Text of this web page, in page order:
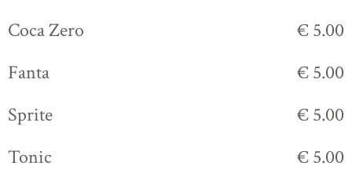
Coca Zero
€ 5.00
Fanta
€ 5.00
Sprite
€ 5.00
Tonic
€ 5.00